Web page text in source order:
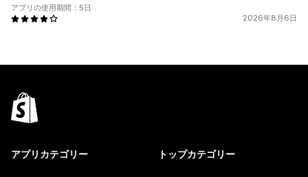
2026年8月6日
アプリの使用期間：5日
アプリカテゴリー トップカテゴリー